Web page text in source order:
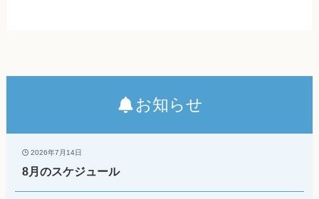
お知らせ
2026年7月14日
8月のスケジュール